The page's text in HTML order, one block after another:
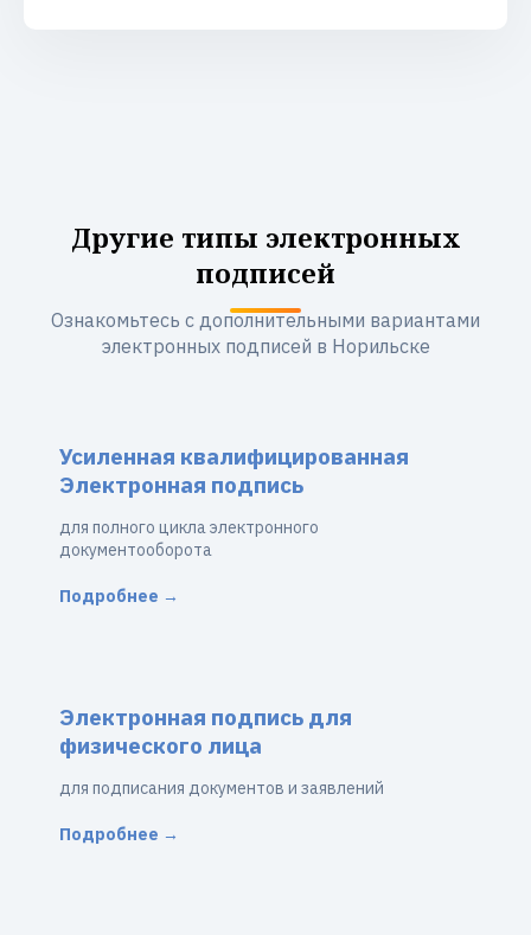
Другие типы электронных
подписей
Ознакомьтесь с дополнительными вариантами
электронных подписей в Норильске
Усиленная квалифицированная
Электронная подпись
для полного цикла электронного
документооборота
Подробнее →
Электронная подпись для
физического лица
для подписания документов и заявлений
Подробнее →